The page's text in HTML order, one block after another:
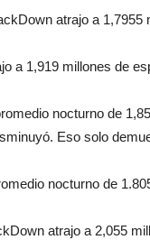
atrajo a
a 1,919 millones de
nocturno de
Eso solo
nocturno de
atrajo a 2,055